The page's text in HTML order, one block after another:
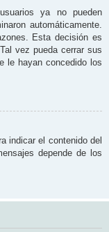
ya no pueden
automáticamente.
Esta decisión es
vez pueda cerrar sus
le hayan concedido los
indicar el contenido del
depende de los